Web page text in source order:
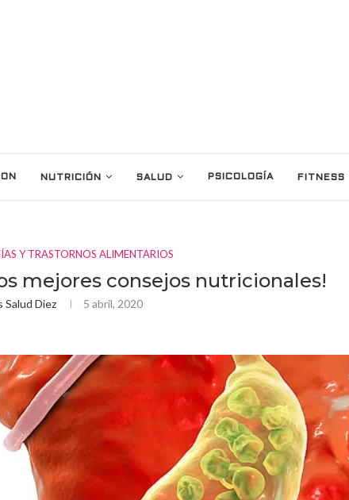
NUTRICIÓN SALUD PSICOLOGÍA FITNESS
Y TRASTORNOS ALIMENTARIOS
mejores consejos nutricionales!
Salud Diez 5 abril, 2020